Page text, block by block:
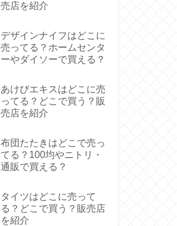
売店を紹介
デザインナイフはどこに
売ってる？ホームセンタ
ーやダイソーで買える？
あけびエキスはどこに売
ってる？どこで買う？販
売店を紹介
布団たたきはどこで売っ
てる？100均やニトリ・
通販で買える？
タイツはどこに売って
る？どこで買う？販売店
を紹介